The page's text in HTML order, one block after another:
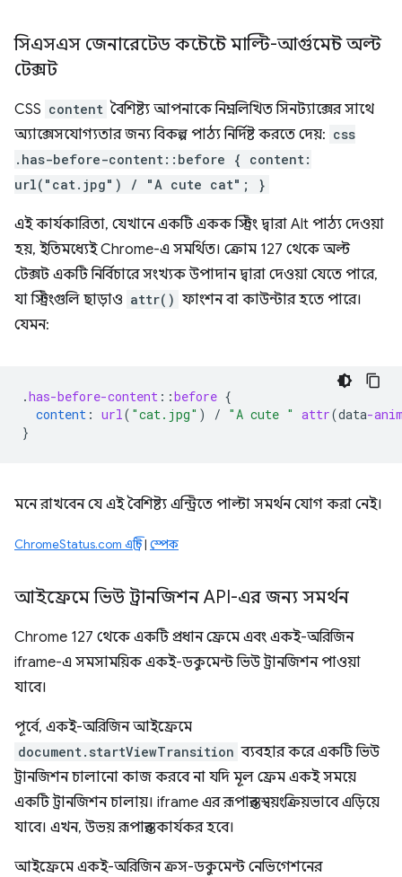
সিএসএস জেনারেটেড কন্টেন্টে মাল্টি-আর্গুমেন্ট অল্ট
টেক্সট
CSS content বৈশিষ্ট্য আপনাকে নিম্নলিখিত সিনট্যাক্সের সাথে
অ্যাক্সেসযোগ্যতার জন্য বিকল্প পাঠ্য নির্দিষ্ট করতে দেয়: css
.has-before-content::before { content:
url("cat.jpg") / "A cute cat"; }
এই কার্যকারিতা, যেখানে একটি একক স্ট্রিং দ্বারা Alt পাঠ্য দেওয়া
হয়, ইতিমধ্যেই Chrome-এ সমর্থিত। ক্রোম 127 থেকে অল্ট
টেক্সট একটি নির্বিচারে সংখ্যক উপাদান দ্বারা দেওয়া যেতে পারে,
যা স্ট্রিংগুলি ছাড়াও attr() ফাংশন বা কাউন্টার হতে পারে।
যেমন:
.has-before-content ::before {
content : url( "cat.jpg" ) / "A cute " attr(data-
}
মনে রাখবেন যে এই বৈশিষ্ট্য এন্ট্রিতে পাল্টা সমর্থন যোগ করা নেই।
ChromeStatus.com এন্ট্রি| স্পেক
আইফ্রেমে ভিউ ট্রানজিশন API-এর জন্য সমর্থন
Chrome 127 থেকে একটি প্রধান ফ্রেমে এবং একই-অরিজিন
iframe-এ সমসাময়িক একই-ডকুমেন্ট ভিউ ট্রানজিশন পাওয়া
যাবে।
পূর্বে, একই-অরিজিন আইফ্রেমে
document.startViewTransition ব্যবহার করে একটি ভিউ
ট্রানজিশন চালানো কাজ করবে না যদি মূল ফ্রেম একই সময়ে
একটি ট্রানজিশন চালায়। iframe এর রূপান্তর স্বয়ংক্রিয়ভাবে এড়িয়ে
যাবে। এখন, উভয় রূপান্তর কার্যকর হবে।
আইফ্রেমে একই-অরিজিন ক্রস-ডকুমেন্ট নেভিগেশনের